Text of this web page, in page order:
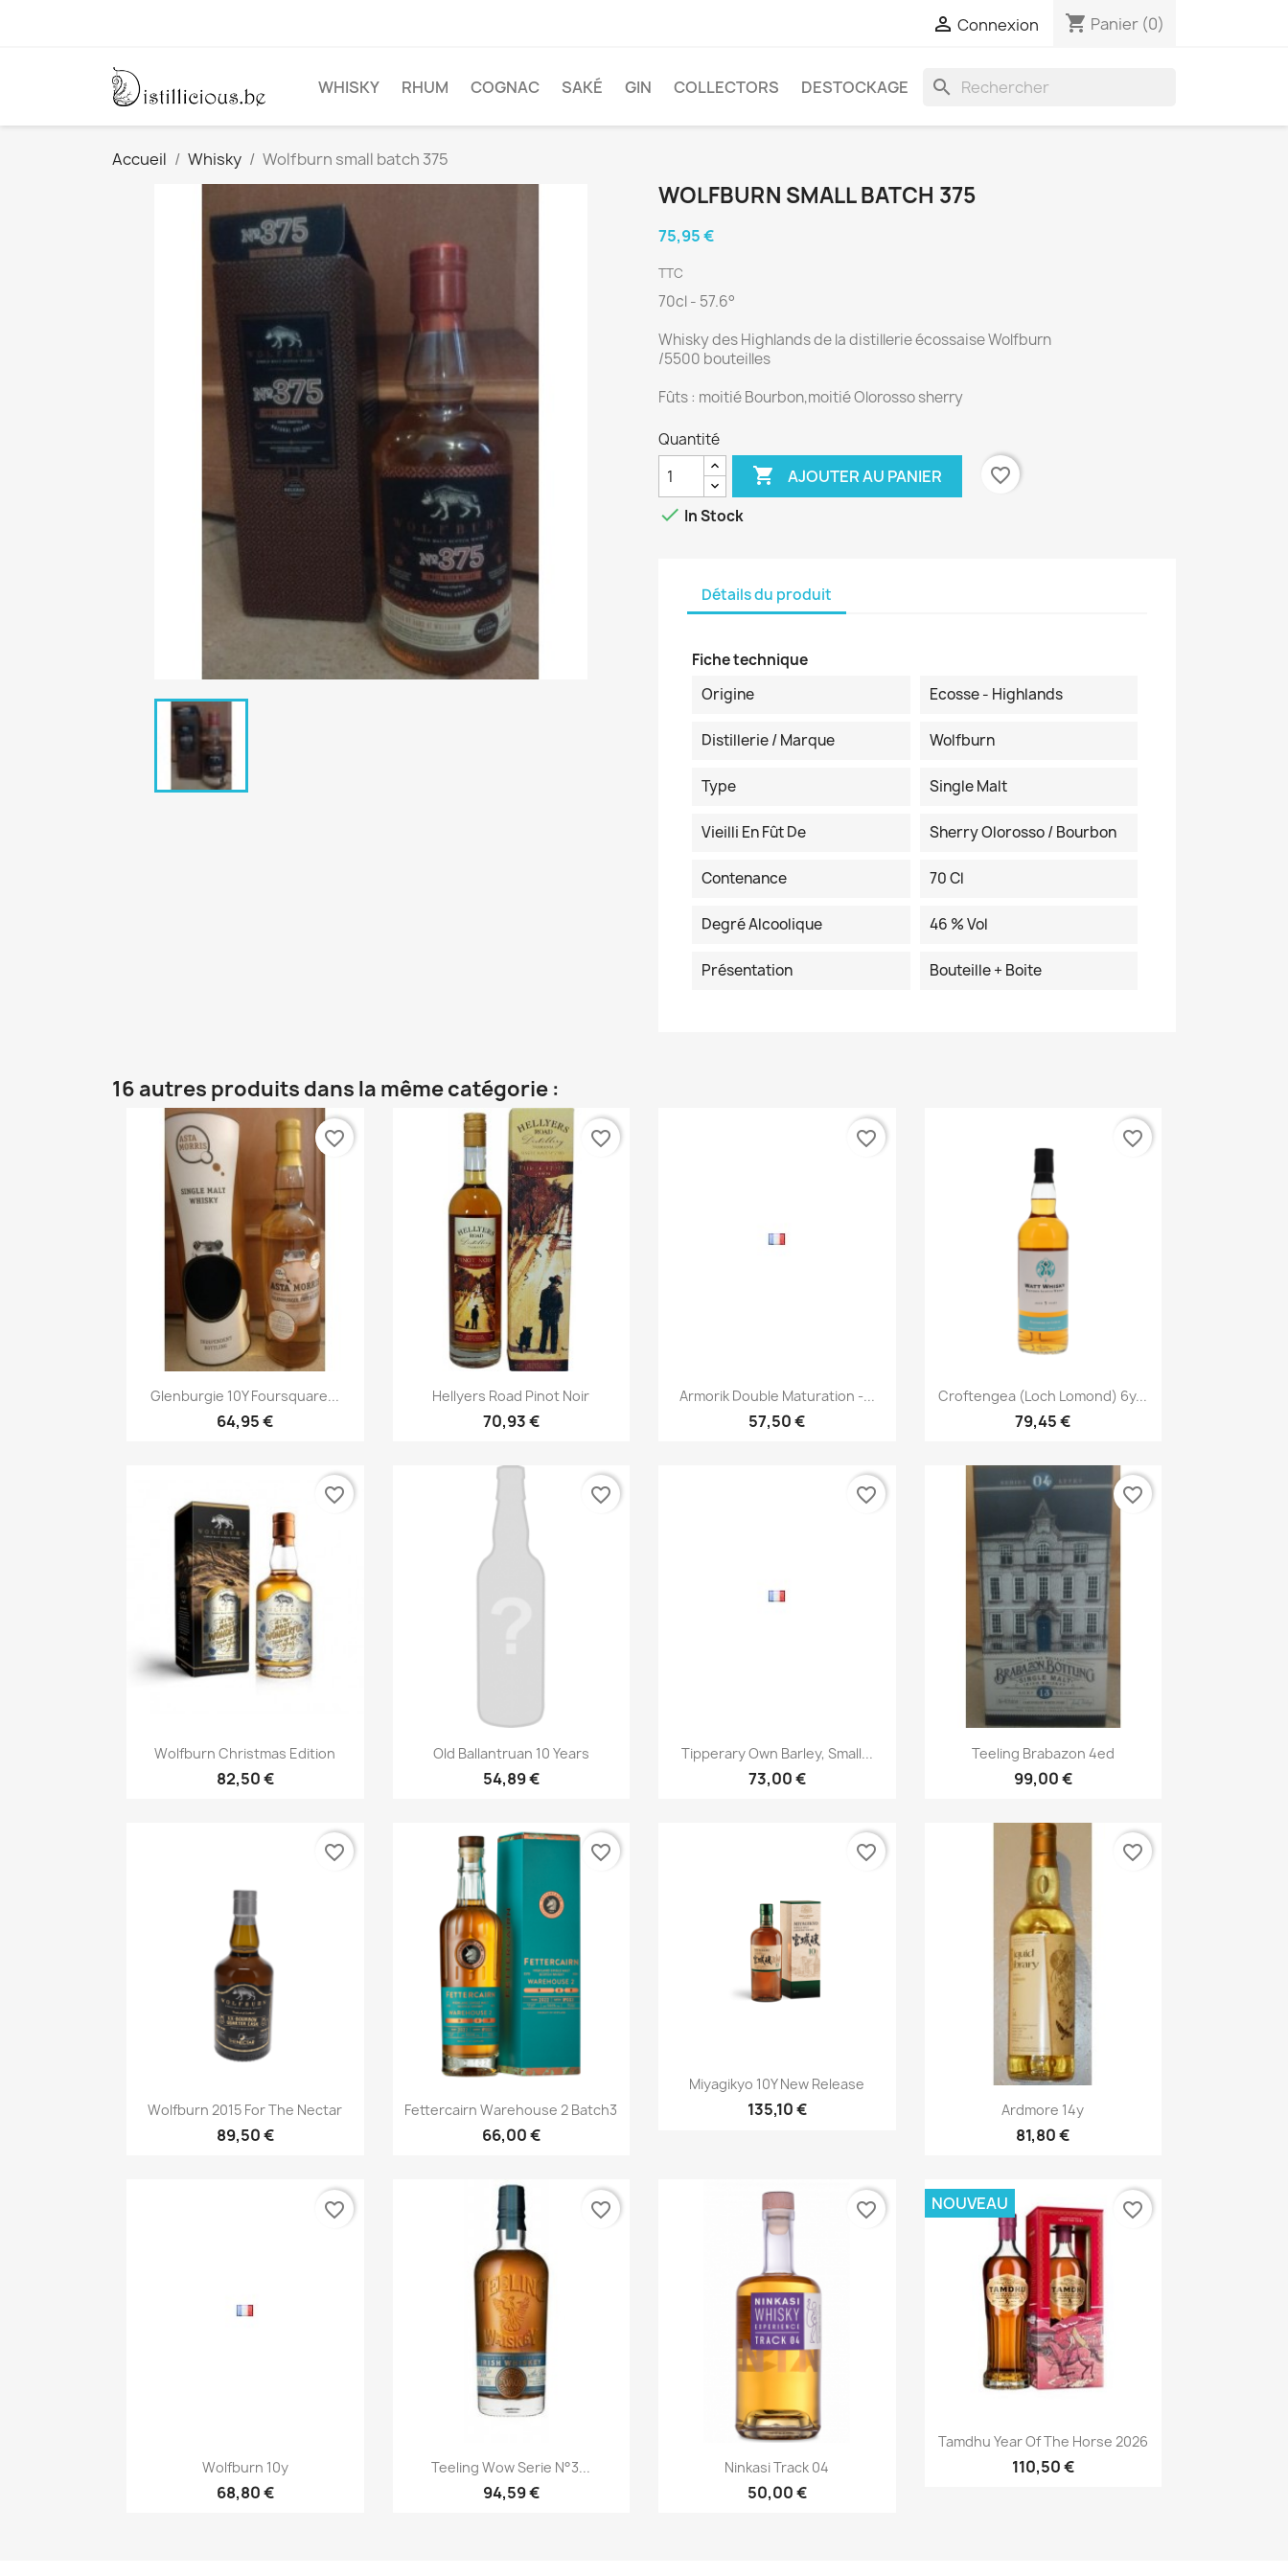
 Connexion shopping_cart Panier (0)
WHISKY RHUM COGNAC SAKÉ GIN COLLECTORS DESTOCKAGE search
Accueil Whisky Wolfburn small batch 375
WOLFBURN SMALL BATCH 375
75,95 €
TTC
70cl - 57.6°
Whisky des Highlands de la distillerie écossaise Wolfburn
/5500 bouteilles
Fûts : moitié Bourbon,moitié Olorosso sherry
Quantité
 AJOUTER AU PANIER
favorite_border
 In Stock
Détails du produit
Fiche technique
Origine
Ecosse - Highlands
Distillerie / Marque Wolfburn
Type Single Malt
Vieilli En Fût De Sherry Olorosso / Bourbon
Contenance 70 Cl
Degré Alcoolique 46 % Vol
Présentation Bouteille + Boite
16 autres produits dans la même catégorie :
Aperçu rapide
Glenburgie 10Y Foursquare...
64,95 €
favorite_border
Aperçu rapide
Hellyers Road Pinot Noir
70,93 €
favorite_border
Aperçu rapide
Armorik Double Maturation -...
57,50 €
favorite_border
Aperçu rapide
Croftengea (Loch Lomond) 6y...
79,45 €
favorite_border
Aperçu rapide
Wolfburn Christmas Edition
82,50 €
favorite_border
Aperçu rapide
Old Ballantruan 10 Years
54,89 €
favorite_border
Aperçu rapide
Tipperary Own Barley, Small...
73,00 €
favorite_border
Aperçu rapide
Teeling Brabazon 4ed
99,00 €
favorite_border
Aperçu rapide
Wolfburn 2015 For The Nectar
89,50 €
favorite_border
Aperçu rapide
Fettercairn Warehouse 2 Batch3
66,00 €
favorite_border
Aperçu rapide
Miyagikyo 10Y New Release
135,10 €
favorite_border
Aperçu rapide
Ardmore 14y
81,80 €
favorite_border
Aperçu rapide
Wolfburn 10y
68,80 €
favorite_border
Aperçu rapide
Teeling Wow Serie N°3...
94,59 €
favorite_border
Aperçu rapide
Ninkasi Track 04
50,00 €
favorite_border
Aperçu rapide
Tamdhu Year Of The Horse 2026
110,50 €
NOUVEAU favorite_border